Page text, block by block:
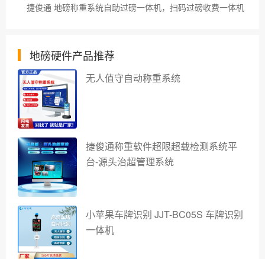
捷俊通 地磅称重系统自助过磅一体机，扫码过磅收费一体机
地磅硬件产品推荐
无人值守自动称重系统
捷俊通称重软件超限超载检测系统平
台-源头治超管理系统
小苹果车牌识别 JJT-BC05S 车牌识别
一体机